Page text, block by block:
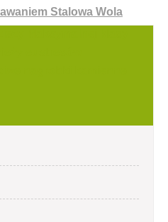
Stalowa Wola
Maksymalnej klasy
eustresów
nagrobki kamienne